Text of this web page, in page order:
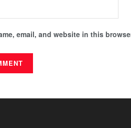
email, and website in this